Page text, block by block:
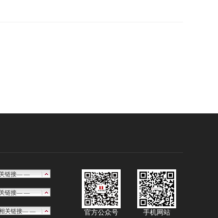
官方公众号 手机网站